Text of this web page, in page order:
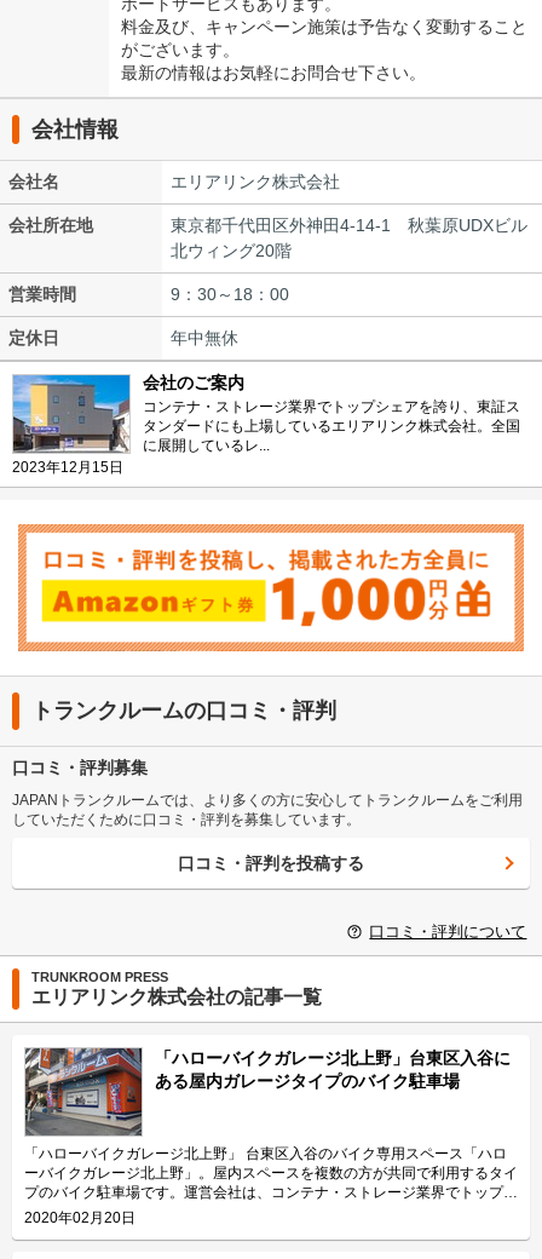
料金及び、キャンペーン施策は予告なく変動すること
がございます。
最新の情報はお気軽にお問合せ下さい。
会社情報
会社名 エリアリンク株式会社
会社所在地
東京都千代田区外神田4-14-1 秋葉原UDXビル
北ウィング20階
営業時間 9：30～18：00
定休日 年中無休
2023年12月15日
会社のご案内
コンテナ・ストレージ業界でトップシェアを誇り、東証ス
タンダードにも上場しているエリアリンク株式会社。全国
に展開しているレ...
トランクルームの口コミ・評判
口コミ・評判募集
JAPANトランクルームでは、より多くの方に安心してトランクルームをご利用
していただくために口コミ・評判を募集しています。
口コミ・評判を投稿する
口コミ・評判について
TRUNKROOM PRESS
エリアリンク株式会社の記事一覧
「ハローバイクガレージ北上野」台東区入谷に
ある屋内ガレージタイプのバイク駐車場
「ハローバイクガレージ北上野」 台東区入谷のバイク専用スペース「ハロ
ーバイクガレージ北上野」。屋内スペースを複数の方が共同で利用するタイ
プのバイク駐車場です。運営会社は、コンテナ・ストレージ業界でトップレ
ベルのシェアを誇り、東証マザーズにも上場しているエリアリンク株式会
社。 今回は、エリアリンク株式会社が運営している「ハローバイクガレー
2020年02月20日